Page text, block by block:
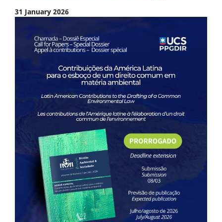
31 January 2026